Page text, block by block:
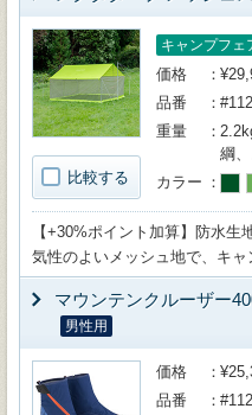
比較する
キャンプフェ
価格
品番
重量
綱
カラー
【+30%ポイント加算】防水
気性のよいメッシュ地で、キャ
マウンテンクルーザー
男性用
価格
品番